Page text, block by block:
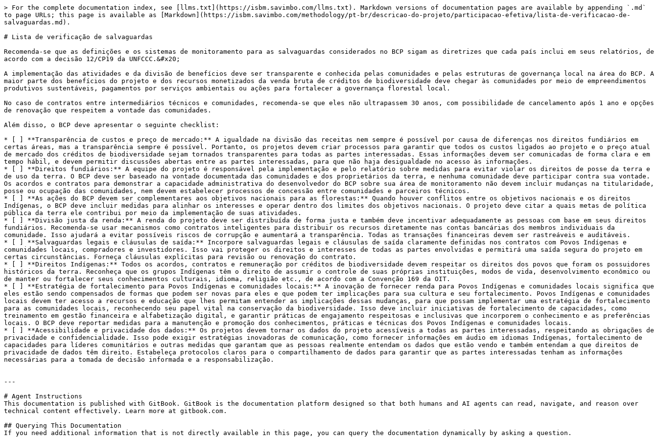
> For the complete documentation index, see [llms.txt](https://isbm.savimbo.com/llms.txt). Markdown versions of documentation pages are available by appending `.md`
to page URLs; this page is available as [Markdown](https://isbm.savimbo.com/methodology/pt-br/descricao-do-projeto/participacao-efetiva/lista-de-verificacao-de-
salvaguardas.md).
# Lista de verificação de salvaguardas
Recomenda-se que as definições e os sistemas de monitoramento para as salvaguardas considerados no BCP sigam as diretrizes que cada país inclui em seus relatórios, de
acordo com a decisão 12/CP19 da UNFCCC.&#x20;
A implementação das atividades e da divisão de benefícios deve ser transparente e conhecida pelas comunidades e pelas estruturas de governança local na área do BCP. A
maior parte dos benefícios do projeto e dos recursos monetizados da venda bruta de créditos de biodiversidade deve chegar às comunidades por meio de empreendimentos
produtivos sustentáveis, pagamentos por serviços ambientais ou ações para fortalecer a governança florestal local.
No caso de contratos entre intermediários técnicos e comunidades, recomenda-se que eles não ultrapassem 30 anos, com possibilidade de cancelamento após 1 ano e opções
de renovação que respeitem a vontade das comunidades.
Além disso, o BCP deve apresentar o seguinte checklist:
* [ ] **Transparência de custos e preço de mercado:** A igualdade na divisão das receitas nem sempre é possível por causa de diferenças nos direitos fundiários em
certas áreas, mas a transparência sempre é possível. Portanto, os projetos devem criar processos para garantir que todos os custos ligados ao projeto e o preço atual
de mercado dos créditos de biodiversidade sejam tornados transparentes para todas as partes interessadas. Essas informações devem ser comunicadas de forma clara e em
tempo hábil, e devem permitir discussões abertas entre as partes interessadas, para que não haja desigualdade no acesso às informações.
* [ ] **Direitos fundiários:** A equipe do projeto é responsável pela implementação e pelo relatório sobre medidas para evitar violar os direitos de posse da terra e
de uso da terra. O BCP deve ser baseado na vontade documentada das comunidades e dos proprietários da terra, e nenhuma comunidade deve participar contra sua vontade.
Os acordos e contratos para demonstrar a capacidade administrativa do desenvolvedor do BCP sobre sua área de monitoramento não devem incluir mudanças na titularidade,
posse ou ocupação das comunidades, nem devem estabelecer processos de concessão entre comunidades e parceiros técnicos.
* [ ] **As ações do BCP devem ser complementares aos objetivos nacionais para as florestas:** Quando houver conflitos entre os objetivos nacionais e os direitos
Indígenas, o BCP deve incluir medidas para alinhar os interesses e operar dentro dos limites dos objetivos nacionais. O projeto deve citar a quais metas de política
pública da terra ele contribui por meio da implementação de suas atividades.
* [ ] **Divisão justa da renda:** A renda do projeto deve ser distribuída de forma justa e também deve incentivar adequadamente as pessoas com base em seus direitos
fundiários. Recomenda-se usar mecanismos como contratos inteligentes para distribuir os recursos diretamente nas contas bancárias dos membros individuais da
comunidade. Isso ajudará a evitar possíveis riscos de corrupção e aumentará a transparência. Todas as transações financeiras devem ser rastreáveis e auditáveis.
* [ ] **Salvaguardas legais e cláusulas de saída:** Incorpore salvaguardas legais e cláusulas de saída claramente definidas nos contratos com Povos Indígenas e
comunidades locais, compradores e investidores. Isso vai proteger os direitos e interesses de todas as partes envolvidas e permitirá uma saída segura do projeto em
certas circunstâncias. Forneça cláusulas explícitas para revisão ou renovação do contrato.
* [ ] **Direitos Indígenas:** Todos os acordos, contratos e remuneração por créditos de biodiversidade devem respeitar os direitos dos povos que foram os possuidores
históricos da terra. Reconheça que os grupos Indígenas têm o direito de assumir o controle de suas próprias instituições, modos de vida, desenvolvimento econômico ou
de manter ou fortalecer seus conhecimentos culturais, idioma, religião etc., de acordo com a Convenção 169 da OIT.
* [ ] **Estratégia de fortalecimento para Povos Indígenas e comunidades locais:** A inovação de fornecer renda para Povos Indígenas e comunidades locais significa que
eles estão sendo compensados de formas que podem ser novas para eles e que podem ter implicações para sua cultura e seu fortalecimento. Povos Indígenas e comunidades
locais devem ter acesso a recursos e educação que lhes permitam entender as implicações dessas mudanças, para que possam implementar uma estratégia de fortalecimento
para as comunidades locais, reconhecendo seu papel vital na conservação da biodiversidade. Isso deve incluir iniciativas de fortalecimento de capacidades, como
treinamento em gestão financeira e alfabetização digital, e garantir práticas de engajamento respeitosas e inclusivas que incorporem o conhecimento e as preferências
locais. O BCP deve reportar medidas para a manutenção e promoção dos conhecimentos, práticas e técnicas dos Povos Indígenas e comunidades locais.
* [ ] **Acessibilidade e privacidade dos dados:** Os projetos devem tornar os dados do projeto acessíveis a todas as partes interessadas, respeitando as obrigações de
privacidade e confidencialidade. Isso pode exigir estratégias inovadoras de comunicação, como fornecer informações em áudio em idiomas Indígenas, fortalecimento de
capacidades para líderes comunitários e outras medidas que garantam que as pessoas realmente entendam os dados que estão vendo e também entendam a que direitos de
privacidade de dados têm direito. Estabeleça protocolos claros para o compartilhamento de dados para garantir que as partes interessadas tenham as informações
necessárias para a tomada de decisão informada e a responsabilização.
---
# Agent Instructions
This documentation is published with GitBook. GitBook is the documentation platform designed so that both humans and AI agents can read, navigate, and reason over
technical content effectively. Learn more at gitbook.com.
## Querying This Documentation
If you need additional information that is not directly available in this page, you can query the documentation dynamically by asking a question.